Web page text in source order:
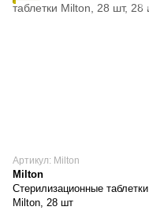
Артикул: Milton
Milton
Стерилизационные таблетки
Milton, 28 шт